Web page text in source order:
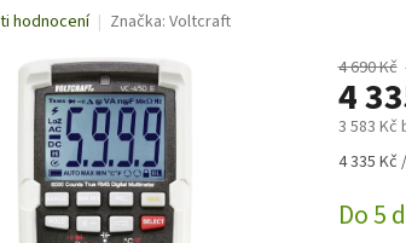
hodnocení Značka: Voltcraft
4 690 Kč
4
3 583 Kč
Měrná
4 335 Kč
Do 5